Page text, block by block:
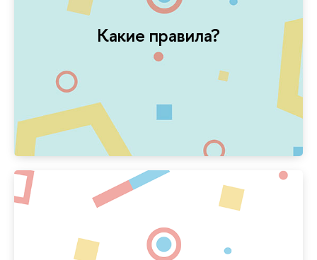
Какие правила?
В рамках одного сезона вас ждет 4 полуфинала
и 1 финал. Каждые Научные бои состоят
из выступлений 4 участников, где
спикеры должны за 10 минут увлекательно
рассказать о своем научном исследовании
и ответить на вопросы зрителей. Важно:
участники не могут использовать презентации,
только свое ораторское мастерство
зрителей, 40% — жюри. Важно: при отборе
участников мы стремимся представить работы
из разных научных областей, чтобы избежать
предвзятости.